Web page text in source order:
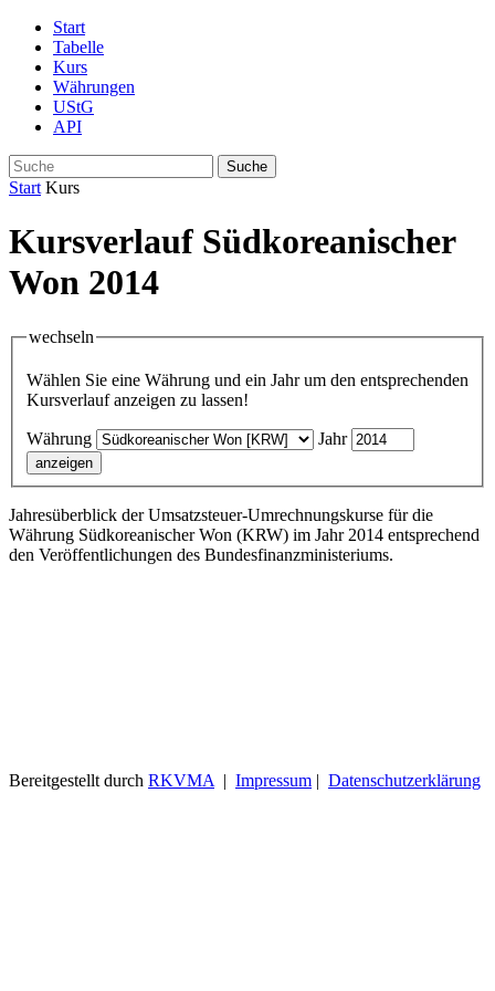
Start
Tabelle
Kurs
Währungen
UStG
API
Suche
Start Kurs
Kursverlauf Südkoreanischer
Won 2014
wechseln
Wählen Sie eine Währung und ein Jahr um den entsprechenden
Kursverlauf anzeigen zu lassen!
Währung Jahr
Jahresüberblick der Umsatzsteuer-Umrechnungskurse für die
Währung Südkoreanischer Won (KRW) im Jahr 2014 entsprechend
den Veröffentlichungen des Bundesfinanzministeriums.
Bereitgestellt durch RKVMA| Impressum Datenschutzerklärung